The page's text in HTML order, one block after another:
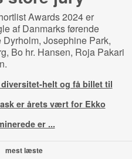
Awards 2024 er
af Danmarks førende
Josephine Park,
Bo hr. Hansen, Roja Pakari
helt og få billet til
er årets vært for Ekko
er ...
mest læste